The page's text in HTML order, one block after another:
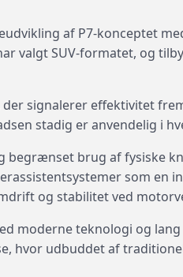
af P7-konceptet
valgt SUV-formatet, og
signalerer effektivitet
stadig er anvendelig i
brug af fysiske
som en
og stabilitet ved
moderne teknologi og
hvor udbuddet af